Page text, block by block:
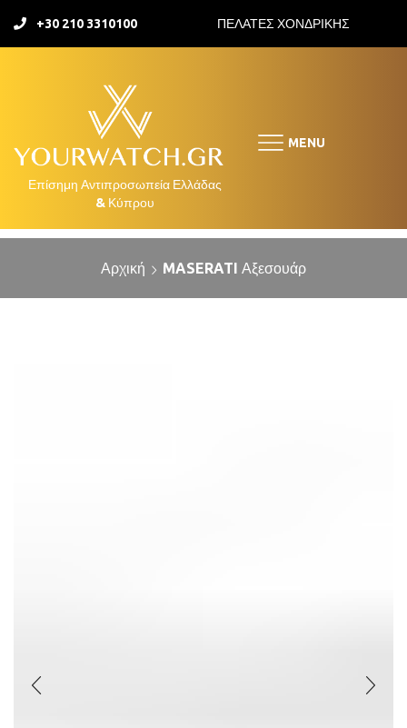
+30 210 3310100 ΠΕΛΑΤΕΣ ΧΟΝΔΡΙΚΗΣ
MENU
Αρχική MASERATI Αξεσουάρ